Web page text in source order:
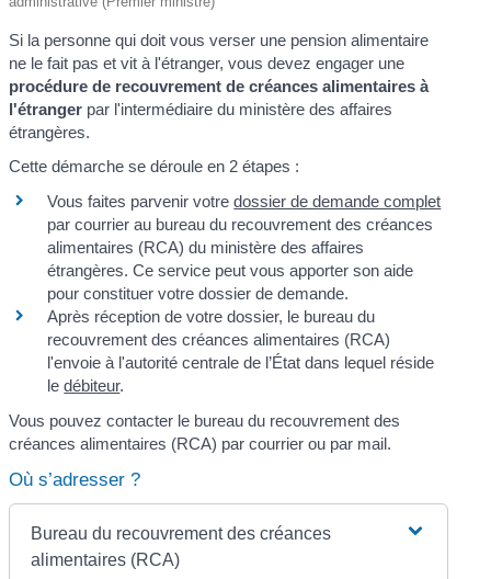
Si la personne qui doit vous verser une pension alimentaire
ne le fait pas et vit à l'étranger, vous devez engager une
procédure de recouvrement de créances alimentaires à
l'étranger par l'intermédiaire du ministère des affaires
étrangères.
Cette démarche se déroule en 2 étapes :
Vous faites parvenir votredossier de demande complet
par courrier au bureau du recouvrement des créances
alimentaires (RCA) du ministère des affaires
étrangères. Ce service peut vous apporter son aide
pour constituer votre dossier de demande.
Après réception de votre dossier, le bureau du
recouvrement des créances alimentaires (RCA)
l'envoie à l'autorité centrale de l’État dans lequel réside
ledébiteur.
Vous pouvez contacter le bureau du recouvrement des
créances alimentaires (RCA) par courrier ou par mail.
Où s’adresser ?
Bureau du recouvrement des créances
alimentaires (RCA)